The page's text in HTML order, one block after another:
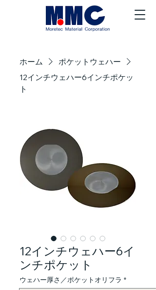
ホーム
ポケットウェハー
12インチウェハー6インチポケッ
ト
12インチウェハー6イ
ンチポケット
ウェハー厚さ／ポケットオリフラ *